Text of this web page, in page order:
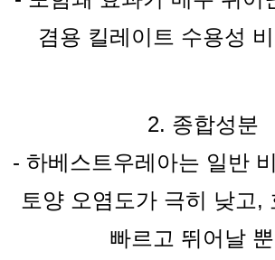
겸용 킬레이트 수용성
2. 종합성분
- 하베스트우레아는 일반
토양 오염도가 극히 낮고,
빠르고 뛰어날